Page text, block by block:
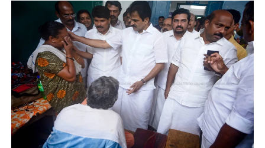
എടുത്ത് ലാളിച്ചപ്പോൾ. സഹകരണ-എക്സൈസ്
വകുപ്പ് മന്ത്രി എം. ലിജു, കൃഷിവകുപ്പ് മന്ത്രി ടി. സിദ്ദിഖ്,
റെജി ചെറിയാൻ എം. എൽ. എ എന്നിവർ സമീപം